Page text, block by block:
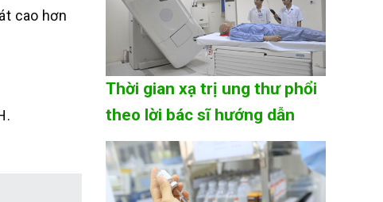
cao hơn
Thời gian xạ trị ung thư phổi
theo lời bác sĩ hướng dẫn